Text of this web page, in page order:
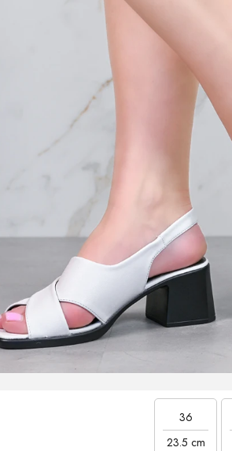
36
23.5 cm